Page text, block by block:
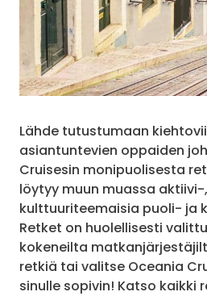
Lähde tutustumaan
asiantuntevien oppaiden
Cruisesin monipuolisesta
löytyy muun muassa
kulttuuriteemaisia puoli- ja
Retket on huolellisesti
kokeneilta
retkiä tai valitse Oceania
sinulle sopivin! Katso kaikki